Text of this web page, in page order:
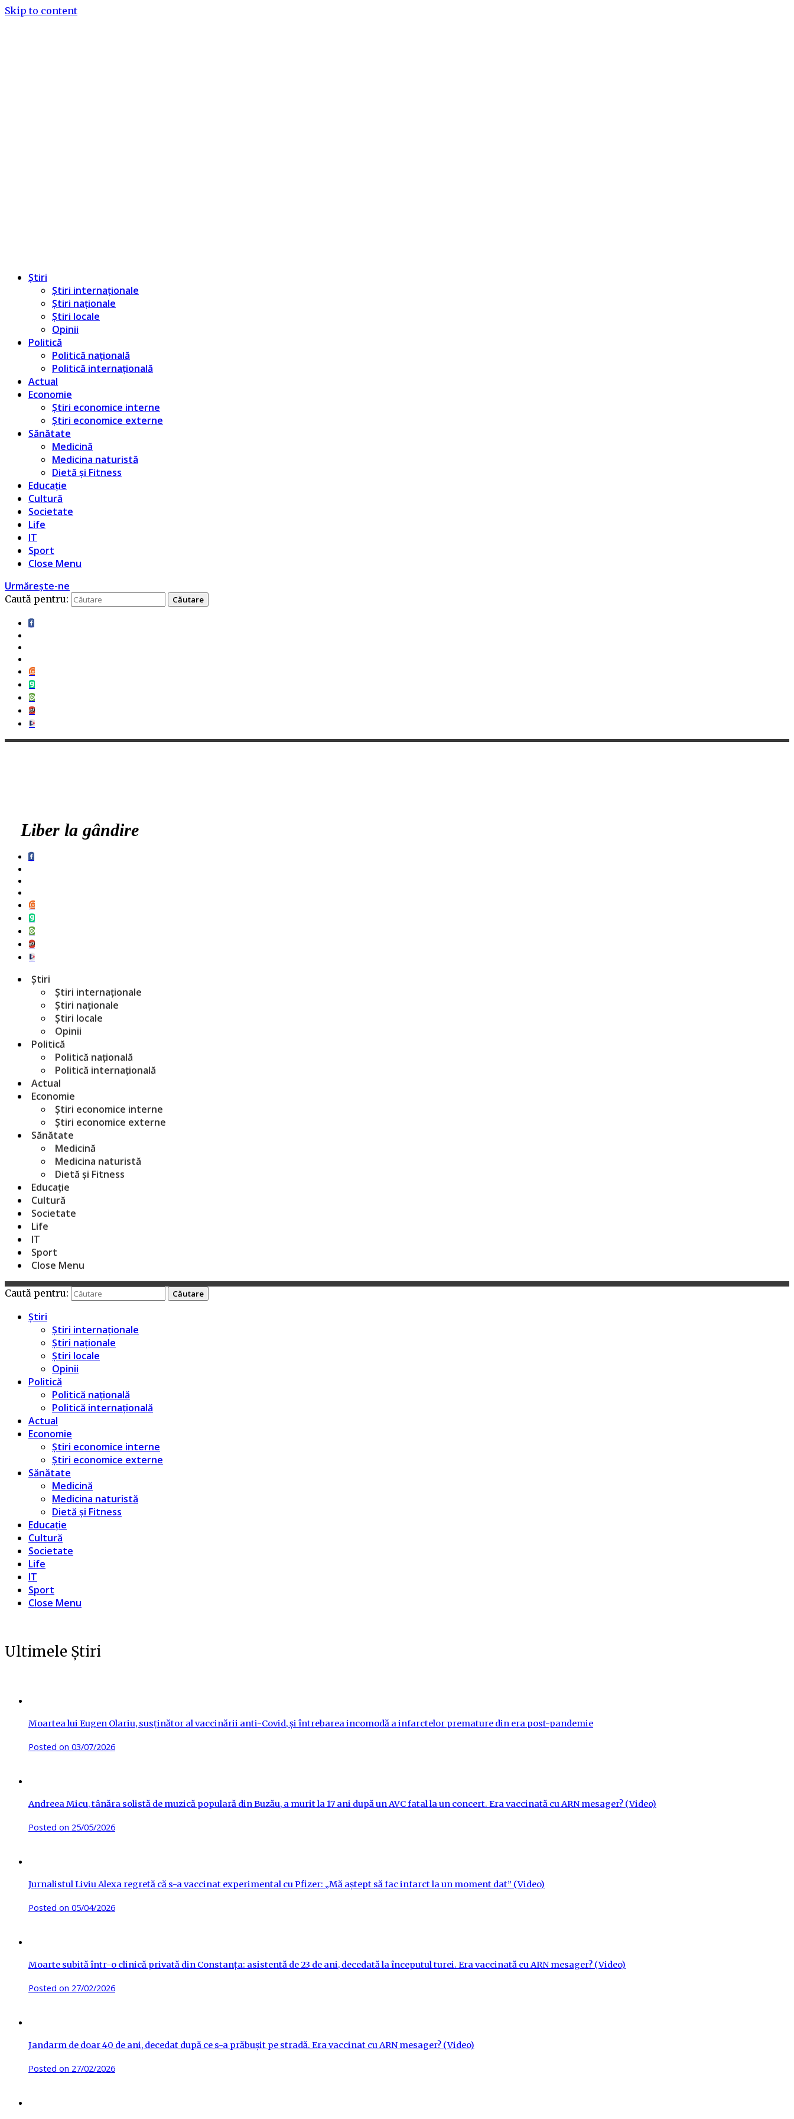
Skip to content
Știri
Știri internaționale
Știri naționale
Știri locale
Opinii
Politică
Politică națională
Politică internațională
Actual
Economie
Știri economice interne
Știri economice externe
Sănătate
Medicină
Medicina naturistă
Dietă și Fitness
Educație
Cultură
Societate
Life
IT
Sport
Close Menu
Urmărește-ne
Caută pentru:
Liber la gândire
Știri
Știri internaționale
Știri naționale
Știri locale
Opinii
Politică
Politică națională
Politică internațională
Actual
Economie
Știri economice interne
Știri economice externe
Sănătate
Medicină
Medicina naturistă
Dietă și Fitness
Educație
Cultură
Societate
Life
IT
Sport
Close Menu
Caută pentru:
Știri
Știri internaționale
Știri naționale
Știri locale
Opinii
Politică
Politică națională
Politică internațională
Actual
Economie
Știri economice interne
Știri economice externe
Sănătate
Medicină
Medicina naturistă
Dietă și Fitness
Educație
Cultură
Societate
Life
IT
Sport
Close Menu
Ultimele Știri
Moartea lui Eugen Olariu, susținător al vaccinării anti-Covid, și întrebarea incomodă a infarctelor premature din era post-pandemie
Posted on 03/07/2026
Andreea Micu, tânăra solistă de muzică populară din Buzău, a murit la 17 ani după un AVC fatal la un concert. Era vaccinată cu ARN mesager? (Video)
Posted on 25/05/2026
Jurnalistul Liviu Alexa regretă că s-a vaccinat experimental cu Pfizer: „Mă aștept să fac infarct la un moment dat” (Video)
Posted on 05/04/2026
Moarte subită într-o clinică privată din Constanța: asistentă de 23 de ani, decedată la începutul turei. Era vaccinată cu ARN mesager? (Video)
Posted on 27/02/2026
Jandarm de doar 40 de ani, decedat după ce s-a prăbușit pe stradă. Era vaccinat cu ARN mesager? (Video)
Posted on 27/02/2026